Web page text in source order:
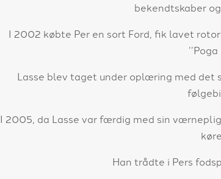
bekendtskaber
I 2002 købte Per en sort Ford, fik lavet
Lasse blev taget under oplæring med det
I 2005, da Lasse var færdig med sin
Han trådte i Pers